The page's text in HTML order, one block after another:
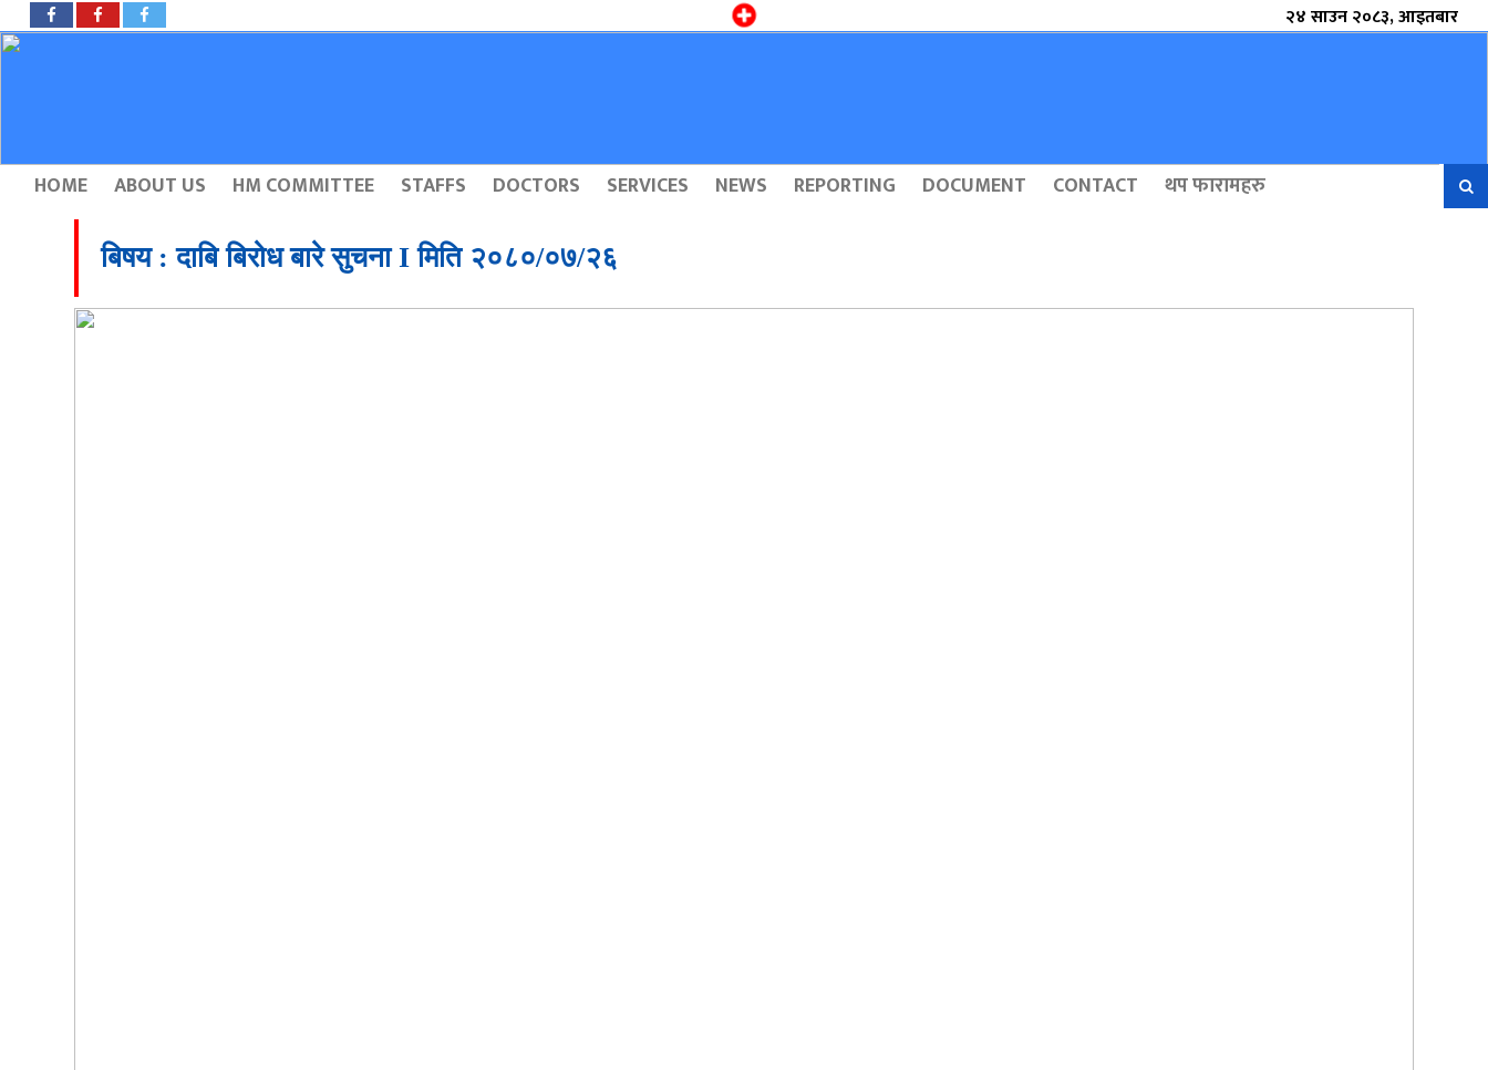
२४ साउन २०८३, आइतबार
HOME ABOUT US HM COMMITTEE STAFFS DOCTORS SERVICES NEWS REPORTING DOCUMENT CONTACT थप फारामहरु
बिषय : दाबि बिरोध बारे सुचना I मिति २०८०/०७/२६